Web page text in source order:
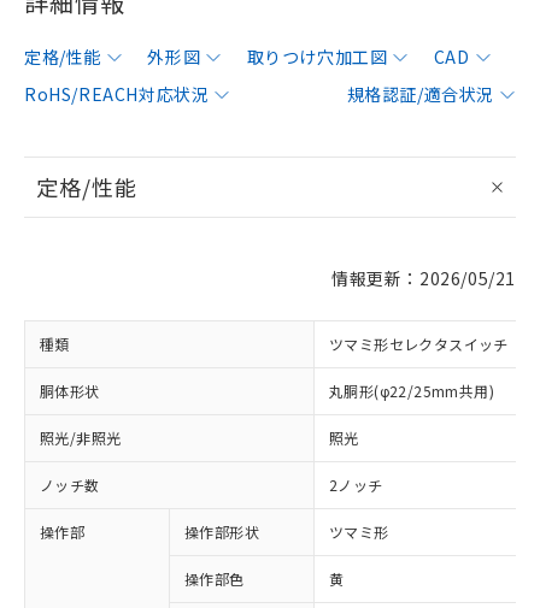
定格/性能 外形図 取りつけ穴加工図
CAD
RoHS/REACH対応状況
規格認証/適合状況
定格/性能
情報更新：2026/05/21
種類 ツマミ形セレクタスイッチ
胴体形状 丸胴形(φ22/25mm共用)
照光/非照光 照光
ノッチ数 2ノッチ
操作部 操作部形状 ツマミ形
操作部色 黄